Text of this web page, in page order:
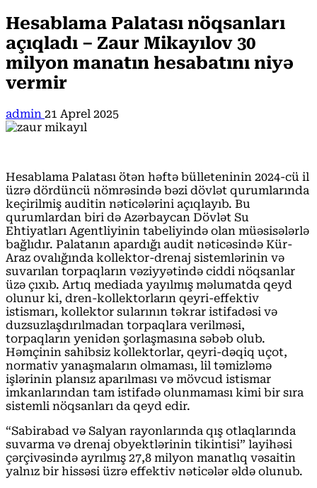
Hesablama Palatası nöqsanları
açıqladı – Zaur Mikayılov 30
milyon manatın hesabatını niyə
vermir
admin 21 Aprel 2025
Hesablama Palatası ötən həftə bülleteninin 2024-cü il
üzrə dördüncü nömrəsində bəzi dövlət qurumlarında
keçirilmiş auditin nəticələrini açıqlayıb. Bu
qurumlardan biri də Azərbaycan Dövlət Su
Ehtiyatları Agentliyinin tabeliyində olan müəsisələrlə
bağlıdır. Palatanın apardığı audit nəticəsində Kür-
Araz ovalığında kollektor-drenaj sistemlərinin və
suvarılan torpaqların vəziyyətində ciddi nöqsanlar
üzə çıxıb. Artıq mediada yayılmış məlumatda qeyd
olunur ki, dren-kollektorların qeyri-effektiv
istismarı, kollektor sularının təkrar istifadəsi və
duzsuzlaşdırılmadan torpaqlara verilməsi,
torpaqların yenidən şorlaşmasına səbəb olub.
Həmçinin sahibsiz kollektorlar, qeyri-dəqiq uçot,
normativ yanaşmaların olmaması, lil təmizləmə
işlərinin plansız aparılması və mövcud istismar
imkanlarından tam istifadə olunmaması kimi bir sıra
sistemli nöqsanları da qeyd edir.
“Sabirabad və Salyan rayonlarında qış otlaqlarında
suvarma və drenaj obyektlərinin tikintisi” layihəsi
çərçivəsində ayrılmış 27,8 milyon manatlıq vəsaitin
yalnız bir hissəsi üzrə effektiv nəticələr əldə olunub.